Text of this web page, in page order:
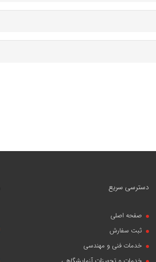
دسترسی سریع
صفحه اصلی
ثبت سفارش
خدمات فنی و مهندسی